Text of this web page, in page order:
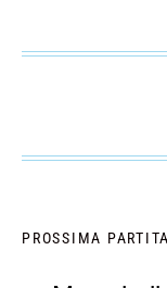
PROSSIMA PARTITA